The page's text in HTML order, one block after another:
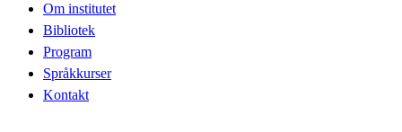
Om institutet
Bibliotek
Program
Språkkurser
Kontakt